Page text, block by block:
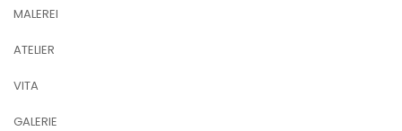
MALEREI
ATELIER
VITA
GALERIE